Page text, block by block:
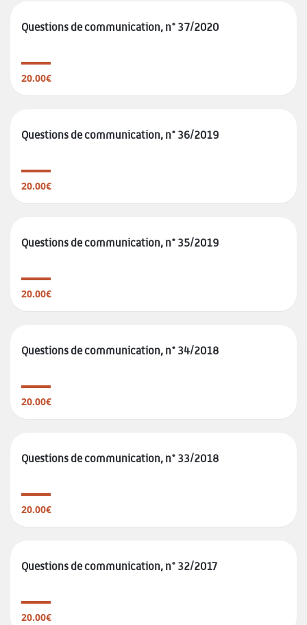
Questions de communication, n° 37/2020
20.00€
Questions de communication, n° 36/2019
20.00€
Questions de communication, n° 35/2019
20.00€
Questions de communication, n° 34/2018
20.00€
Questions de communication, n° 33/2018
20.00€
Questions de communication, n° 32/2017
20.00€